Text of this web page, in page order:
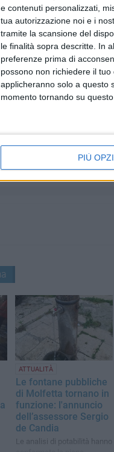
e contenuti personalizzati,
tua autorizzazione noi e i
tramite la scansione del
le finalità sopra descritte. In
preferenze prima di
possono non richiedere il
applicheranno solo a questo
momento tornando su
PIÙ
gestionali, oggi
dall'ambiente: nel
rispetto al 2009, pari
di risanamento
di 800 mln di
2026
molfettese muore a
un peschereccio al largo
ATTUALITÀ
Le fontane pubbliche
di Molfetta tornano in
funzione: l'annuncio
dell’assessore Sergio
de Candia
Le analisi di potabilità hanno